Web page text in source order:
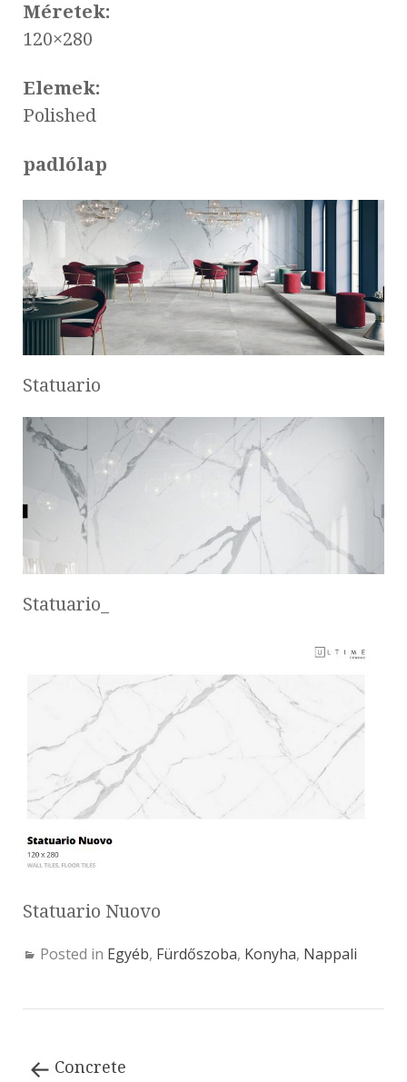
Méretek:
120×280
Elemek:
Polished
padlólap
Statuario
Statuario_
Statuario Nuovo
Posted in Egyéb, Fürdőszoba, Konyha, Nappali
Concrete